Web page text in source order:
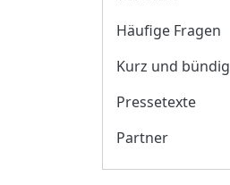
Häufige Fragen
Kurz und bündig
Pressetexte
Partner